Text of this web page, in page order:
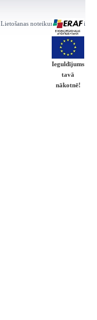
Lietošanas noteikumi | Kontakti
Ieguldījums
tavā
nākotnē!